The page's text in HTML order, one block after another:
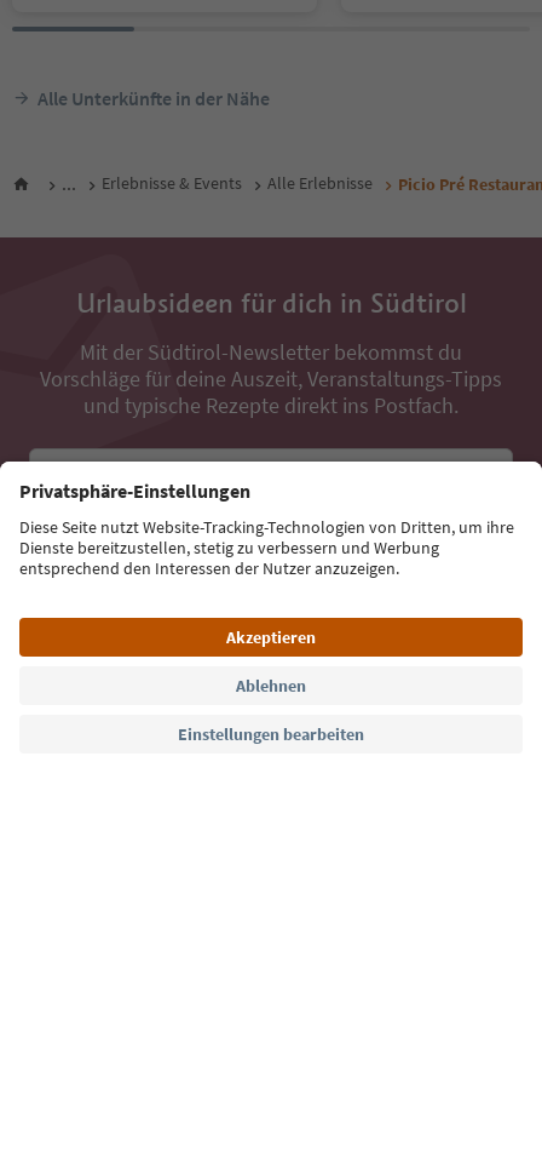
Alle Unterkünfte in der Nähe
... Erlebnisse & Events Alle Erlebnisse Picio Pré
Urlaubsideen für dich in Südtirol
Mit der Südtirol-Newsletter bekommst du
Vorschläge für deine Auszeit, Veranstaltungs-Tipps
und typische Rezepte direkt ins Postfach.
Jetzt anmelden